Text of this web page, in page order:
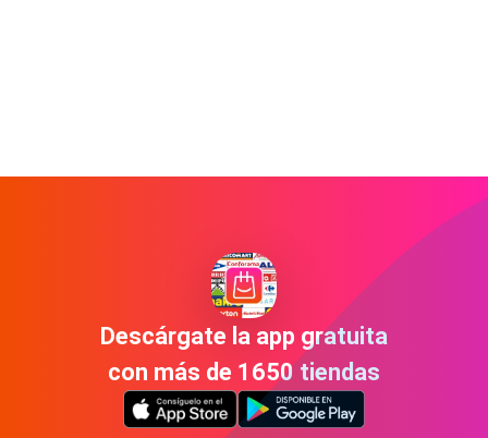
Descárgate la app gratuita
con más de 1650 tiendas